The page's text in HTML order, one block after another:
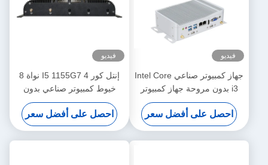
فيديو
جهاز كمبيوتر صناعي Intel Core
i3 بدون مروحة جهاز كمبيوتر
مصغر مع GPIO و DDR4 16G
6COM
احصل على أفضل سعر
فيديو
إنتل كور I5 1155G7 4 نواة 8
خيوط كمبيوتر صناعي بدون
مروحة مع 6COM WiFi و
GPIO
احصل على أفضل سعر